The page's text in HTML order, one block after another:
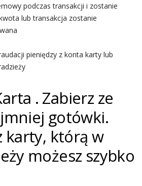
podczas transakcji i zostanie
lub transakcja zostanie
pieniędzy z konta karty lub
. Zabierz ze
gotówki.
karty, którą w
możesz szybko